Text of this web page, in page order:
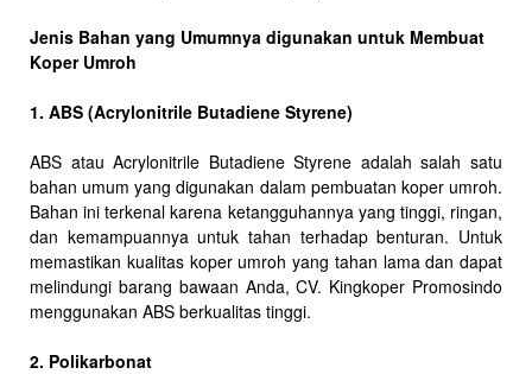
Jenis Bahan yang Umumnya digunakan untuk Membuat
Koper Umroh
1. ABS (Acrylonitrile Butadiene Styrene)
ABS atau Acrylonitrile Butadiene Styrene adalah salah satu
bahan umum yang digunakan dalam pembuatan koper umroh.
Bahan ini terkenal karena ketangguhannya yang tinggi, ringan,
dan kemampuannya untuk tahan terhadap benturan. Untuk
memastikan kualitas koper umroh yang tahan lama dan dapat
melindungi barang bawaan Anda, CV. Kingkoper Promosindo
menggunakan ABS berkualitas tinggi.
2. Polikarbonat